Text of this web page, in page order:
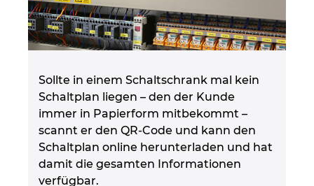
Sollte in einem Schaltschrank mal kein
Schaltplan liegen – den der Kunde
immer in Papierform mitbekommt –
scannt er den QR-Code und kann den
Schaltplan online herunterladen und hat
damit die gesamten Informationen
verfügbar.